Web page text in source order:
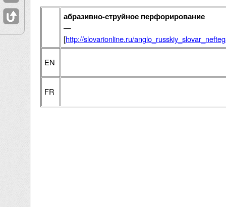
абразивно-струйное перфорирование
—
[http://slovarionline.ru/
EN
FR